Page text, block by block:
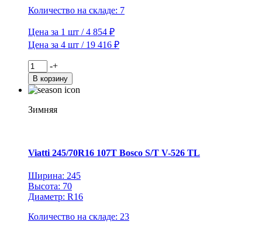
Количество на складе: 7
Цена за 1 шт / 4 854 ₽
Цена за 4 шт / 19 416 ₽
Количество
товара
Viatti
185/60R14
82T
522
TL
-+
В корзину
Зимняя
Viatti 245/70R16 107T Bosco S/T V-526 TL
Ширина: 245
Высота: 70
Диаметр: R16
Количество на складе: 23